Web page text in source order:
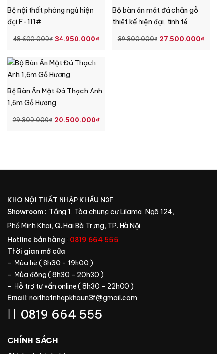
Bộ nội thất phòng ngủ hiện
đại F-111#
48.600.000₫ GIÁ
LÀ:
48.600.000₫.
34.950.000₫GIÁ
Bộ bàn ăn mặt đá chân gỗ
thiết kế hiện đại, tinh tế
39.300.000₫ GIÁ
27.500.000₫
Bộ Bàn Ăn Mặt Đá Thạch Anh
1,6m Gỗ Hương
29.300.000₫ GIÁ
20.500.000₫GIÁ
KHO NỘI THẤT NHẬP KHẨU N3F
Showroom: Tầng 1, Tòa chung cư Lilama, Ngõ 124,
Phố Minh Khai, Q. Hai Bà Trưng, TP. Hà Nội
Hotline bán hàng
0819 664 555
Thời gian mở cửa
- Mùa hè ( 8h30 - 19h00 )
- Mùa đông ( 8h30 - 20h30 )
- Hỗ trợ tư vấn online ( 8h30 - 22h00 )
Email: noithatnhapkhaun3f@gmail.com
0819 664 555
CHÍNH SÁCH